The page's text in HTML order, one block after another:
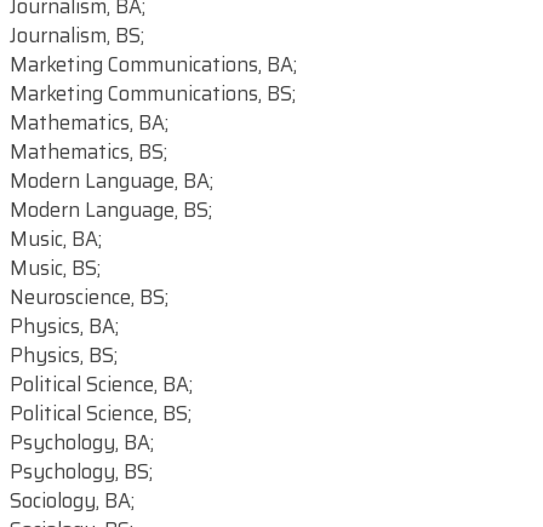
Journalism, BA;
Journalism, BS;
Marketing Communications, BA;
Marketing Communications, BS;
Mathematics, BA;
Mathematics, BS;
Modern Language, BA;
Modern Language, BS;
Music, BA;
Music, BS;
Neuroscience, BS;
Physics, BA;
Physics, BS;
Political Science, BA;
Political Science, BS;
Psychology, BA;
Psychology, BS;
Sociology, BA;